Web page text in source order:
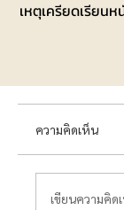
เหตุเครียดเรียน
ความคิดเห็น
เขียนความคิด